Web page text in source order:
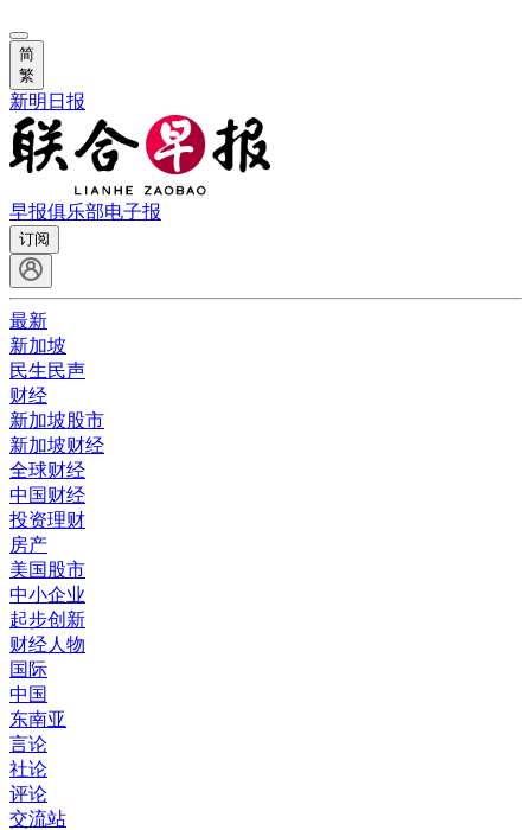
简
繁
新明日报
早报俱乐部电子报
订阅
最新
新加坡
民生民声
财经
新加坡股市
新加坡财经
全球财经
中国财经
投资理财
房产
美国股市
中小企业
起步创新
财经人物
国际
中国
东南亚
言论
社论
评论
交流站